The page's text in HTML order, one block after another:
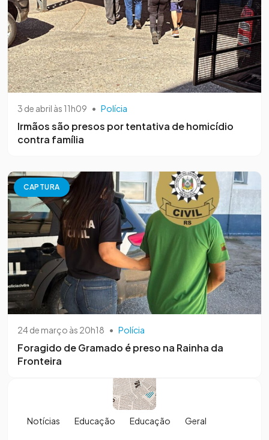
3 de abril às 11h09 • Polícia
Irmãos são presos por tentativa de homicídio
contra família
CAPTURA
24 de março às 20h18 • Polícia
Foragido de Gramado é preso na Rainha da
Fronteira
Notícias Educação Educação Geral